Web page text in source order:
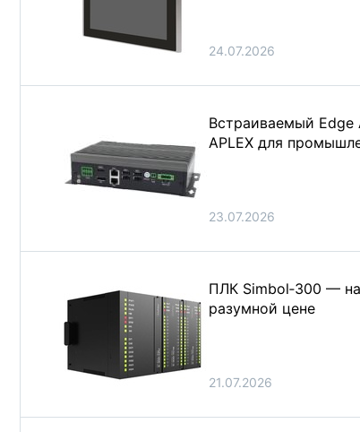
24.07.2026
Встраиваемый Edge
APLEX для
23.07.2026
ПЛК Simbol‑300 —
разумной цене
21.07.2026